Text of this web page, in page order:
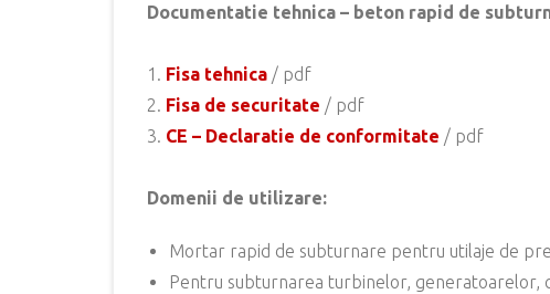
Documentatie tehnica – beton rapid de
1. Fisa tehnica / pdf
2. Fisa de securitate / pdf
3. CE – Declaratie de conformitate / pdf
Domenii de utilizare:
Mortar rapid de subturnare pentru utilaje de
Pentru subturnarea turbinelor, generatoarelor,